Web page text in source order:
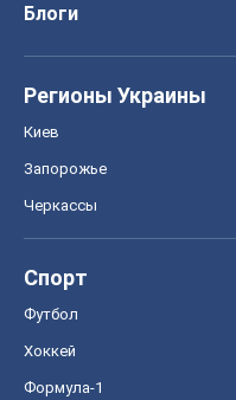
Блоги
Регионы Украины
Киев
Запорожье
Черкассы
Спорт
Футбол
Хоккей
Формула-1